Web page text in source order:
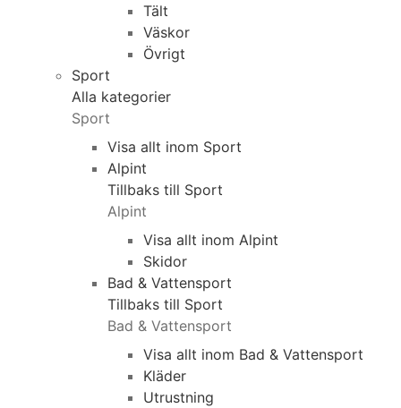
Tält
Väskor
Övrigt
Sport
Alla kategorier
Sport
Visa allt inom Sport
Alpint
Tillbaks till Sport
Alpint
Visa allt inom Alpint
Skidor
Bad & Vattensport
Tillbaks till Sport
Bad & Vattensport
Visa allt inom Bad & Vattensport
Kläder
Utrustning